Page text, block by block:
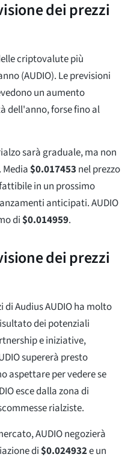
dei prezzi
criptovalute più
(AUDIO). Le previsioni
un aumento
dell'anno, forse fino al
sarà graduale, ma non
$0.017453 nel prezzo
in un prossimo
anticipati. AUDIO
di$0.014959.
dei prezzi
di Audius AUDIO ha molto
dei potenziali
e iniziative,
supererà presto
aspettare per vedere se
esce dalla zona di
rialziste.
AUDIO negozierà
di$0.024932e un